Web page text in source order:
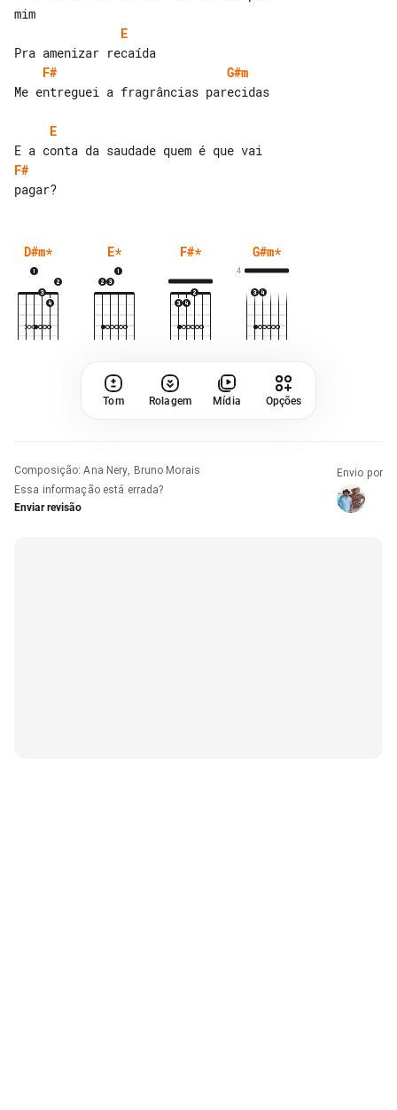
E
F#
G#m
Me entreguei a fragrâncias parecidas
E
F#
D#m* E* F#* G#m*
4
Tom Rolagem Mídia Opções
Composição:Ana Nery, Bruno Morais
Essa informação está errada?
Enviar revisão
Envio por